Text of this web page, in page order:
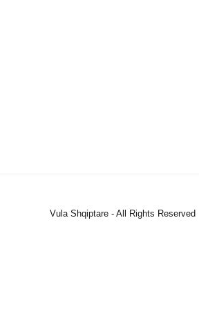
Vula Shqiptare - All Rights Reserved